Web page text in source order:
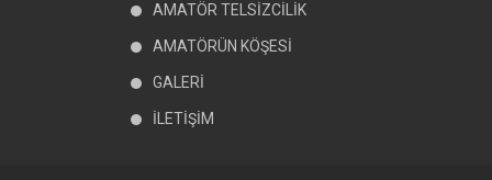
AMATÖR TELSİZCİLİK
AMATÖRÜN KÖŞESİ
GALERİ
İLETİŞİM